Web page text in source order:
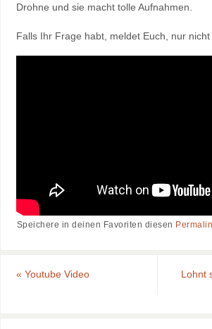
Drohne und sie macht tolle Aufnahmen.
Falls Ihr Frage habt, meldet Euch, nur nicht
Speichere in deinen Favoriten diesen
« Youtube Video
Lohnt